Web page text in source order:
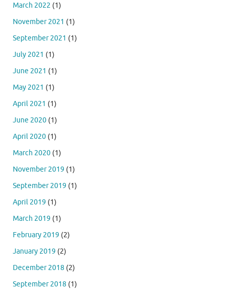
March 2022 (1)
November 2021 (1)
September 2021 (1)
July 2021 (1)
June 2021 (1)
May 2021 (1)
April 2021 (1)
June 2020 (1)
April 2020 (1)
March 2020 (1)
November 2019 (1)
September 2019 (1)
April 2019 (1)
March 2019 (1)
February 2019 (2)
January 2019 (2)
December 2018 (2)
September 2018 (1)